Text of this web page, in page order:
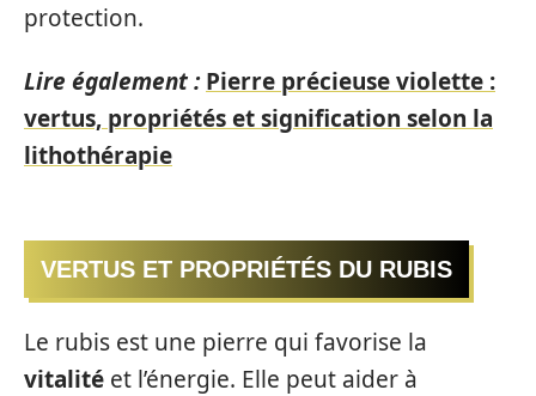
protection.
Lire également : Pierre précieuse violette :
vertus, propriétés et signification selon la
lithothérapie
VERTUS ET PROPRIÉTÉS DU RUBIS
Le rubis est une pierre qui favorise la
vitalité et l’énergie. Elle peut aider à